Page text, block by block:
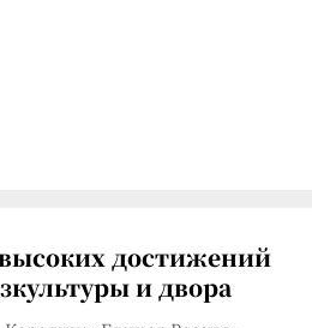
достижений
и двора